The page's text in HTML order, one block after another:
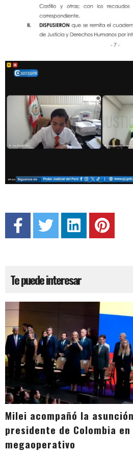
Te puede interesar
Milei acompañó la
presidente de Colombia
megaoperativo